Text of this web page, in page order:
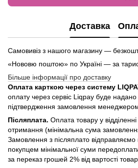
Доставка
Самовивіз з нашого магазину —
«Нововю поштою» по Україні — за
Більше інформації про доставку
Оплата карткою через систему
оплату через сервіс Liqpay буде
підтвердження замовлення
Післяплата. Оплата товару у
отримання (мінімальна сума
Замовлення з післяплато відправляємо
покупцем мінімальної суми
за переказ грошей 2% від вартості